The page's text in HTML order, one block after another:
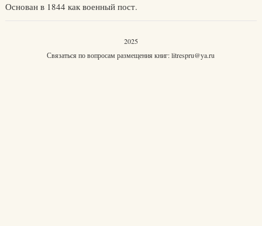
Основан в 1844 как военный пост.
2025
Связаться по вопросам размещения книг:litrespru@ya.ru